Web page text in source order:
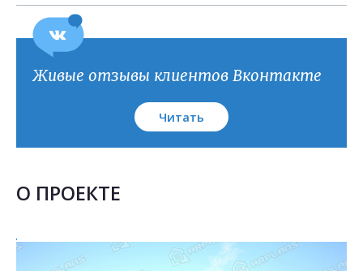
Живые отзывы клиентов Вконтакте
Читать
О ПРОЕКТЕ